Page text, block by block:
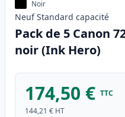
Noir
Neuf Standard capacité
Pack de 5 Canon
noir (Ink Hero)
174,50 € TTC
144,21 € HT